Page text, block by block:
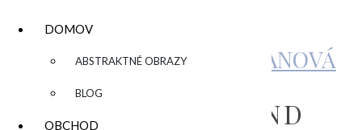
DOMOV
▼ ABSTRAKTNÉ OBRAZY
BLOG
OBCHOD
KATARÍNA SUJOVÁ KALMANOVÁ
OBRAZ „SO FAST AND